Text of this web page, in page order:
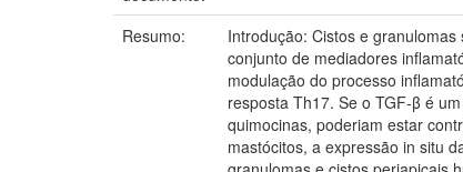
Resumo:
Introdução: Cistos e
conjunto de mediadores
modulação do processo
resposta Th17. Se o TGF-β é
quimocinas, poderiam estar
mastócitos, a expressão in situ